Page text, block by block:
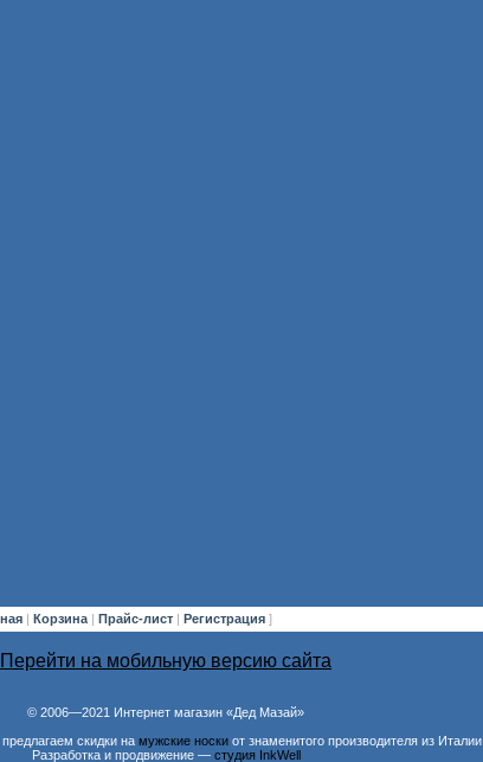
| Корзина | Прайс-лист | Регистрация ]
Перейти на мобильную версию сайта
© 2006—2021 Интернет магазин «Дед Мазай»
скидки на мужские носкиот знаменитого производителя из Италии.
Разработка и продвижение — студия InkWell